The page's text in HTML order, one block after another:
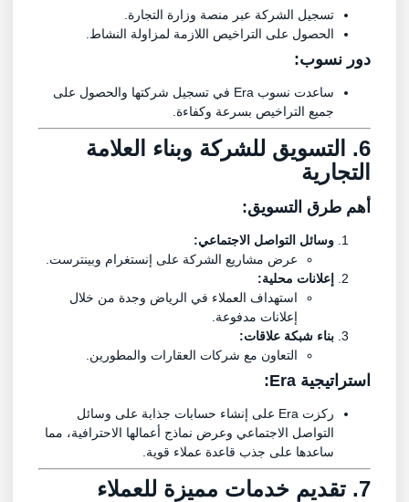
تسجيل الشركة عبر منصة وزارة التجارة.
الحصول على التراخيص اللازمة لمزاولة النشاط.
دورنسوب:
ساعدت نسوب Era في تسجيل شركتها والحصول على
جميع التراخيص بسرعة وكفاءة.
6. التسويق للشركة وبناء العلامة
التجارية
أهم طرق التسويق:
وسائل التواصل الاجتماعي:
عرض مشاريع الشركة على إنستغرام وبينترست.
إعلانات محلية:
استهداف العملاء في الرياض وجدة من خلال
إعلانات مدفوعة.
بناء شبكة علاقات:
التعاون مع شركات العقارات والمطورين.
استراتيجية Era:
ركزت Era على إنشاء حسابات جذابة على وسائل
التواصل الاجتماعي وعرض نماذج أعمالها الاحترافية، مما
ساعدها على جذب قاعدة عملاء قوية.
7. تقديم خدمات مميزة للعملاء